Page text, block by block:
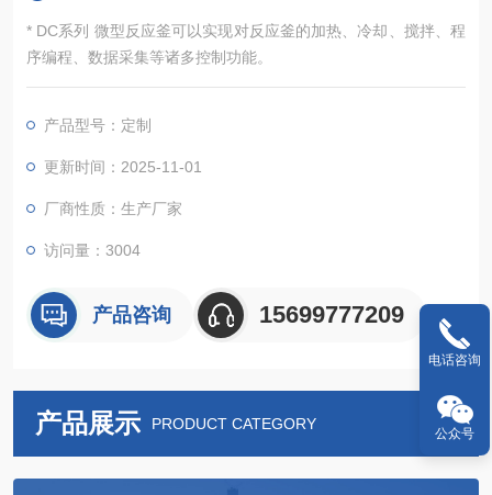
* DC系列 微型反应釜可以实现对反应釜的加热、冷却、搅拌、程
序编程、数据采集等诸多控制功能。
产品型号：定制
更新时间：2025-11-01
厂商性质：生产厂家
访问量：3004
产品咨询 15699777209
产品展示 PRODUCT CATEGORY
电话咨询
公众号